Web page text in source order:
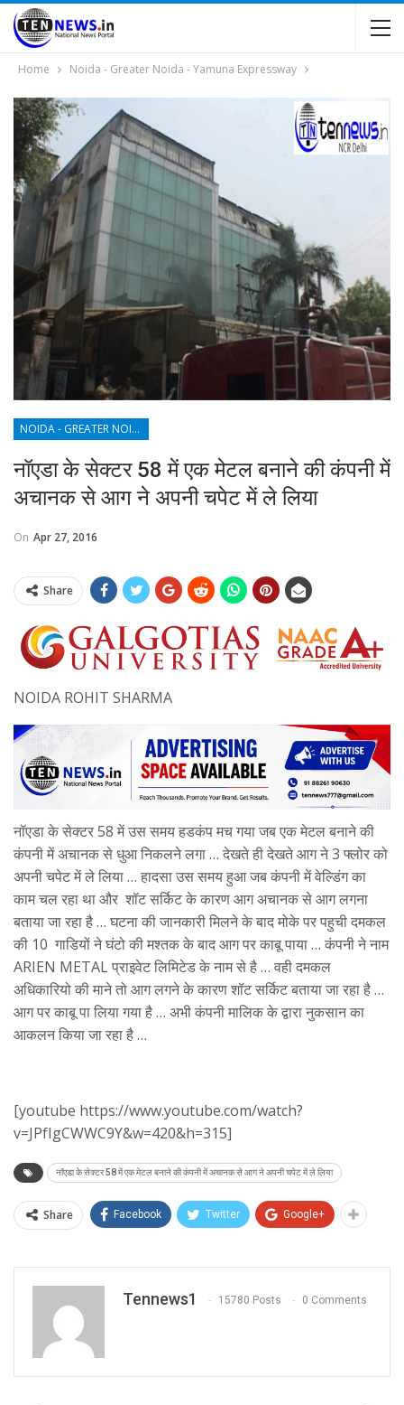
Home Noida - Greater Noida - Yamuna Expressway
NOIDA - GREATER NOIDA - YAMUNA EXPRESSWAY
नॉएडा के सेक्टर 58 में एक मेटल बनाने की कंपनी में
अचानक से आग ने अपनी चपेट में ले लिया
On Apr 27, 2016
Share
NOIDA ROHIT SHARMA
नॉएडा के सेक्टर 58 में उस समय हडकंप मच गया जब एक मेटल बनाने की
कंपनी में अचानक से धुआ निकलने लगा … देखते ही देखते आग ने 3 फ्लोर को
अपनी चपेट में ले लिया … हादसा उस समय हुआ जब कंपनी में वेल्डिंग का
काम चल रहा था और शॉट सर्किट के कारण आग अचानक से आग लगना
बताया जा रहा है … घटना की जानकारी मिलने के बाद मोके पर पहुची दमकल
की 10 गाडियों ने घंटो की मश्तक के बाद आग पर काबू पाया … कंपनी ने नाम
ARIEN METAL प्राइवेट लिमिटेड के नाम से है … वही दमकल
अधिकारियो की माने तो आग लगने के कारण शॉट सर्किट बताया जा रहा है …
आग पर काबू पा लिया गया है … अभी कंपनी मालिक के द्वारा नुकसान का
आकलन किया जा रहा है …
[youtube https://www.youtube.com/watch?
v=JPfIgCWWC9Y&w=420&h=315]
नॉएडा के सेक्टर 58 में एक मेटल बनाने की कंपनी में अचानक से आग ने अपनी चपेट में ले लिया
Share Facebook Twitter Google+
Tennews1 15780 Posts 0 Comments